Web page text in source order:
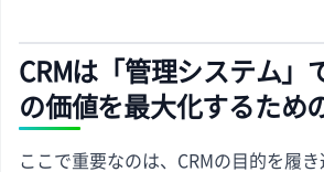
CRMは「管理システム」
の価値を最大化するため
ここで重要なのは、CRMの目的を履